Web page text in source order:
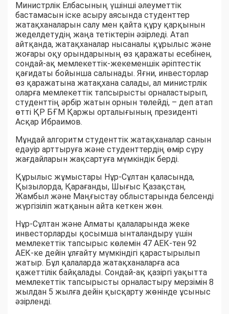
Министрлік Елбасының үшінші әлеуметтік
бастамасын іске асыру аясында студенттер
жатақханаларын салу мен қайта құру қарқынын
жеделдетудің жаңа тетіктерін әзірледі. Атап
айтқанда, жатақханалар нысаналы құрылыс және
жоғары оқу орындарының өз қаражаты есебінен,
сондай-ақ мемлекеттік-жекеменшік әріптестік
қағидаты бойынша салынады. Яғни, инвесторлар
өз қаражатына жатақхана салады, ал министрлік
оларға мемлекеттік тапсырысты орналастырып,
студенттің әрбір жатын орнын төлейді, – деп атап
өтті ҚР БҒМ Қаржы орталығының президенті
Асқар Ибраимов.
Мұндай алгоритм студенттік жатақханалар санын
едәуір арттыруға және студенттердің өмір сүру
жағдайларын жақсартуға мүмкіндік берді.
Құрылыс жұмыстары Нұр-Сұлтан қаласында,
Қызылорда, Қарағанды, Шығыс Қазақстан,
Жамбыл және Маңғыстау облыстарында белсенді
жүргізіліп жатқанын айта кеткен жөн.
Нұр-Сұлтан және Алматы қалаларында жеке
инвесторларды қосымша ынталандыру үшін
мемлекеттік тапсырыс көлемін 47 АЕК-тен 92
АЕК-ке дейін ұлғайту мүмкіндігі қарастырылып
жатыр. Бұл қалаларда жатақханаларға аса
қажеттілік байқалады. Сондай-ақ қазіргі уақытта
мемлекеттік тапсырысты орналастыру мерзімін 8
жылдан 5 жылға дейін қысқарту жөнінде ұсыныс
әзірленді.